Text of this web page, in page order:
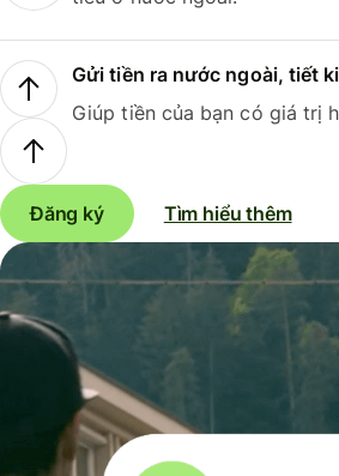
Gửi tiền ra nước ngoài, tiết
Giúp tiền của bạn có giá trị
Đăng ký Tìm hiểu thêm